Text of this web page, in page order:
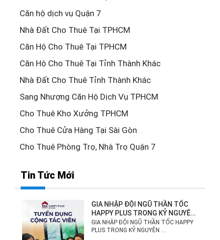
Căn hộ dịch vụ Quận 7
Nhà Đất Cho Thuê Tại TPHCM
Căn Hộ Cho Thuê Tại TPHCM
Căn Hộ Cho Thuê Tại Tỉnh Thành Khác
Nhà Đất Cho Thuê Tỉnh Thành Khác
Sang Nhượng Căn Hộ Dịch Vụ TPHCM
Cho Thuê Kho Xưởng TPHCM
Cho Thuê Cửa Hàng Tại Sài Gòn
Cho Thuê Phòng Trọ, Nhà Trọ Quận 7
Tin Tức Mới
GIA NHẬP ĐỘI NGŨ THẦN TỐC
HAPPY PLUS TRONG KỶ NGUYÊN
MỚI!
GIA NHẬP ĐỘI NGŨ THẦN TỐC HAPPY
PLUS TRONG KỶ NGUYÊN ...